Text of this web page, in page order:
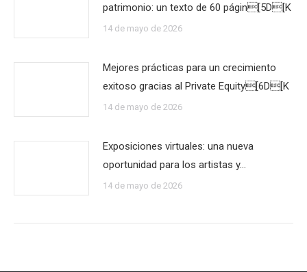
patrimonio: un texto de 60 págin[5D[K
14 de mayo de 2026
Mejores prácticas para un crecimiento
exitoso gracias al Private Equity[6D[K
14 de mayo de 2026
Exposiciones virtuales: una nueva
oportunidad para los artistas y…
14 de mayo de 2026